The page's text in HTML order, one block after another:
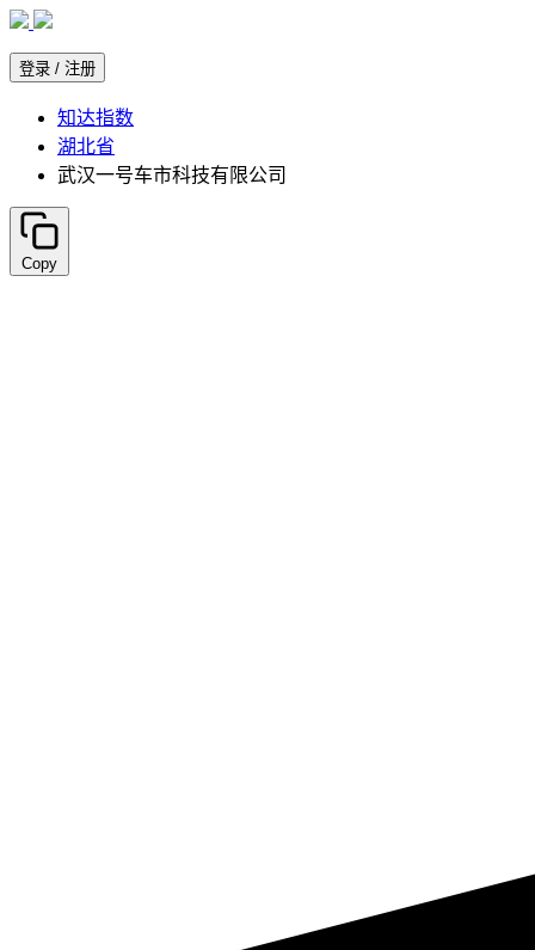
知达指数
湖北省
武汉一号车市科技有限公司
Copy